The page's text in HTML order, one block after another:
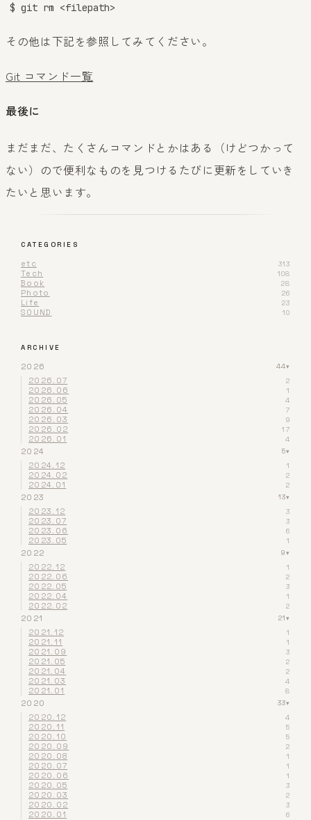
$ git rm <filepath>
その他は下記を参照してみてください。
Git コマンド一覧
最後に
まだまだ、たくさんコマンドとかはある（けどつかって
ない）ので便利なものを見つけるたびに更新をしていき
たいと思います。
CATEGORIES
etc 313
Tech 108
Book 28
Photo 26
Life 23
SOUND 10
ARCHIVE
2026 44▾
2026.07 2
2026.06 1
2026.05 4
2026.04 7
2026.03 9
2026.02 17
2026.01 4
2024 5▾
2024.12 1
2024.02 2
2024.01 2
2023 13▾
2023.12 3
2023.07 3
2023.06 6
2023.05 1
2022 9▾
2022.12 1
2022.06 2
2022.05 3
2022.04 1
2022.02 2
2021 21▾
2021.12 1
2021.11 1
2021.09 3
2021.05 2
2021.04 2
2021.03 4
2021.01 8
2020 33▾
2020.12 4
2020.11 5
2020.10 5
2020.09 2
2020.08 1
2020.07 1
2020.06 1
2020.05 3
2020.03 2
2020.02 3
2020.01 6